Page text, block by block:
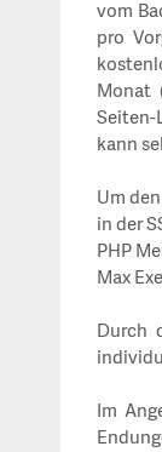
vom
pro
Monat
kann
Um
in der
PHP
Max
Durch
Im